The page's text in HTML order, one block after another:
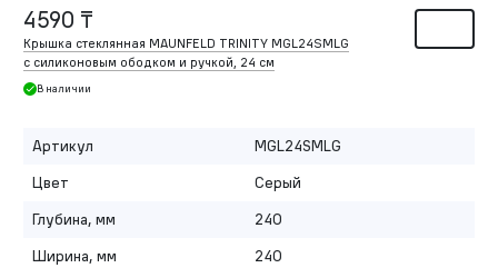
4590 ₸
Крышка стеклянная MAUNFELD TRINITY MGL24SMLG
с силиконовым ободком и ручкой, 24 см
В наличии
Артикул
MGL24SMLG
Цвет
Серый
Глубина, мм
240
Ширина, мм
240